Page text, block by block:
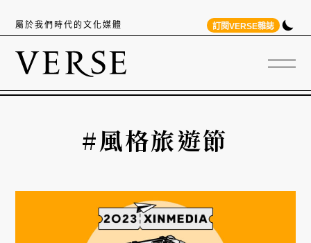
屬於我們時代的文化媒體 訂閱VERSE雜誌
#風格旅遊節